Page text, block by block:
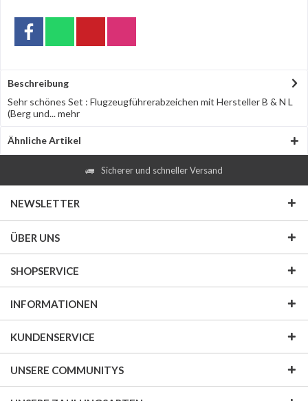
Beschreibung
Sehr schönes Set : Flugzeugführerabzeichen mit Hersteller B & N L
(Berg und...mehr
Ähnliche Artikel
Sicherer und schneller Versand
NEWSLETTER
ÜBER UNS
SHOPSERVICE
INFORMATIONEN
KUNDENSERVICE
UNSERE COMMUNITYS